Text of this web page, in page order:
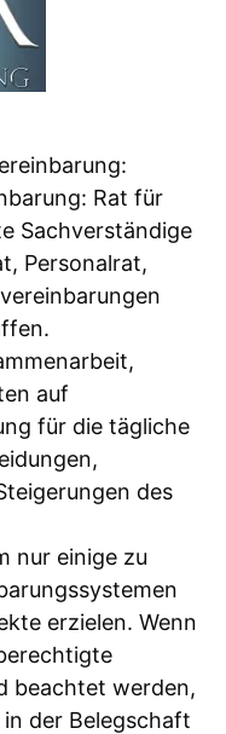
Rat für
Sachverständige
Personalrat,
auf
für die tägliche
des
nur einige zu
erzielen. Wenn
beachtet werden,
der Belegschaft